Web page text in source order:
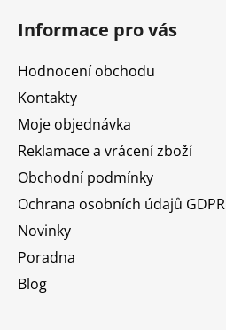
Informace pro vás
Hodnocení obchodu
Kontakty
Moje objednávka
Reklamace a vrácení zboží
Obchodní podmínky
Ochrana osobních údajů GDPR
Novinky
Poradna
Blog